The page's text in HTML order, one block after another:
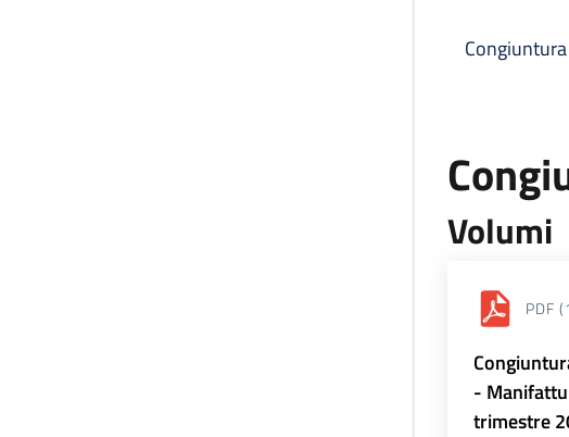
Volumi
PDF
-
trimestre